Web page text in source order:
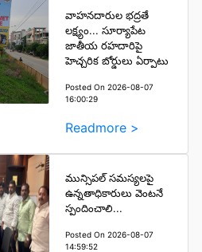
వాహనదారుల భద్రతే
లక్ష్యం... సూర్యాపేట
జాతీయ రహదారిపై
హెచ్చరిక బోర్డులు ఏర్పాటు
Posted On 2026-08-07
16:00:29
Readmore >
మున్సిపల్ సమస్యలపై
ఉన్నతాధికారులు వెంటనే
స్పందించాలి...
Posted On 2026-08-07
14:59:52